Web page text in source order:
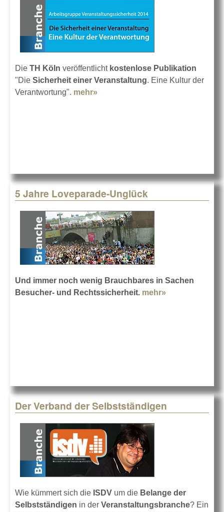
Die TH Köln veröffentlichtkostenlose Publikation
"Die Sicherheit einer Veranstaltung. Eine Kultur der
Verantwortung". mehr»
5 Jahre Loveparade-Unglück
Und immer noch wenig Brauchbares in Sachen
Besucher- und Rechtssicherheit. mehr»
Der Verband der Selbstständigen
Wie kümmert sich die ISDV um die Belange der
Selbstständigen in der Veranstaltungsbranche? Ein